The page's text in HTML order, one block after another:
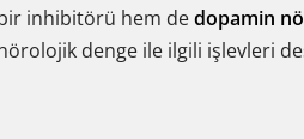
inhibitörü hem dedopamin
denge ile ilgili işlevleri